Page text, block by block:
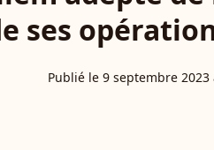
ses
Publié le 9 septembre 2023